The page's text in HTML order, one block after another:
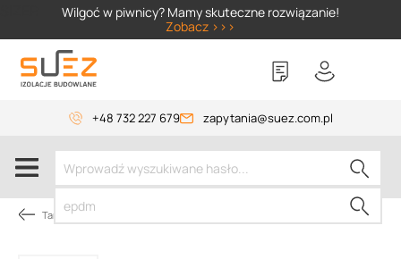
Wilgoć w piwnicy? Mamy skuteczne rozwiązanie!
Zobacz >>>
+48 732 227 679 zapytania@suez.com.pl
Tarasy i balkony wentylowane